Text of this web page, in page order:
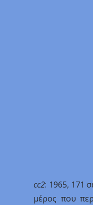
cc2: 1965, 171
μέρος που